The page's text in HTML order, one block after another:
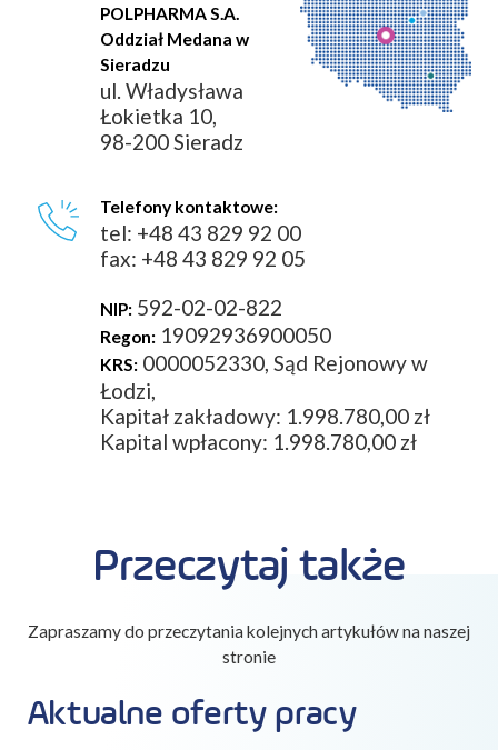
POLPHARMA S.A.
Oddział Medana w
Sieradzu
ul. Władysława
Łokietka 10,
98-200 Sieradz
Telefony kontaktowe:
tel: +48 43 829 92 00
fax: +48 43 829 92 05
NIP:592-02-02-822
Regon:19092936900050
KRS:0000052330, Sąd Rejonowy w
Łodzi,
Kapitał zakładowy: 1.998.780,00 zł
Kapital wpłacony: 1.998.780,00 zł
Przeczytaj także
Zapraszamy do przeczytania kolejnych artykułów na naszej
stronie
Aktualne oferty pracy